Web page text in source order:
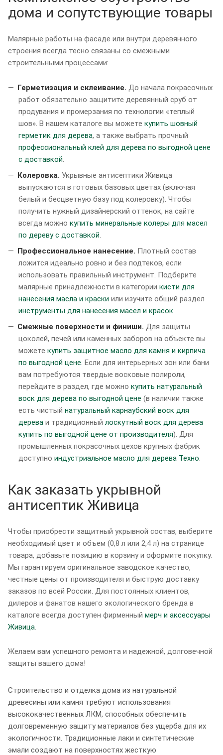
дома и сопутствующие товары
Малярные работы на фасаде или внутри деревянного
строения всегда тесно связаны со смежными
строительными процессами:
Герметизация и склеивание. До начала покрасочных
работ обязательно защитите деревянный сруб от
продувания и промерзания по технологии «теплый
шов». В нашем каталоге вы можете купить шовный
герметик для дерева, а также выбрать прочный
профессиональный клей для дерева по выгодной цене
с доставкой.
Колеровка. Укрывные антисептики Живица
выпускаются в готовых базовых цветах (включая
белый и бесцветную базу под колеровку). Чтобы
получить нужный дизайнерский оттенок, на сайте
всегда можно купить минеральные колеры для масел
по дереву с доставкой.
Профессиональное нанесение. Плотный состав
ложится идеально ровно и без подтеков, если
использовать правильный инструмент. Подберите
малярные принадлежности в категории кисти для
нанесения масла и краски или изучите общий раздел
инструменты для нанесения масел и красок.
Смежные поверхности и финиши. Для защиты
цоколей, печей или каменных заборов на объекте вы
можете купить защитное масло для камня и кирпича
по выгодной цене. Если для интерьерных зон или бани
вам потребуются твердые восковые полироли,
перейдите в раздел, где можно купить натуральный
воск для дерева по выгодной цене (в наличии также
есть чистый натуральный карнаубский воск для
дерева и традиционный лоскутный воск для дерева
купить по выгодной цене от производителя). Для
промышленных покрасочных цехов крупных фабрик
доступно индустриальное масло для дерева Техно.
Как заказать укрывной
антисептик Живица
Чтобы приобрести защитный укрывной состав, выберите
необходимый цвет и объем (0,8 л или 2,4 л) на странице
товара, добавьте позицию в корзину и оформите покупку.
Мы гарантируем оригинальное заводское качество,
честные цены от производителя и быструю доставку
заказов по всей России. Для постоянных клиентов,
дилеров и фанатов нашего экологического бренда в
каталоге всегда доступен фирменный мерч и аксессуары
Живица.
Желаем вам успешного ремонта и надежной, долговечной
защиты вашего дома!
Строительство и отделка дома из натуральной
древесины или камня требуют использования
высококачественных ЛКМ, способных обеспечить
долговременную защиту материалов без ущерба для их
экологичности. Традиционные лаки и синтетические
эмали создают на поверхностях жесткую